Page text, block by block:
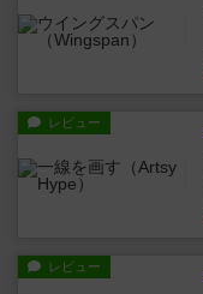
レビュー
レビュー